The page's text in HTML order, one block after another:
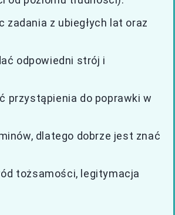
z ubiegłych lat oraz
odpowiedni strój i
przystąpienia do poprawki w
dlatego dobrze jest znać
tożsamości, legitymacja